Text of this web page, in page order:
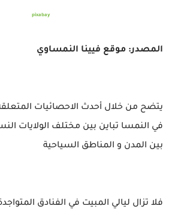
pixabay
المصدر: موقع فيينا النمساوي
يتضح من خلال أحدث الاحصائيات
في النمسا تباين بين مختلف الولايات
بين المدن و المناطق السياحية
فلا تزال ليالي المبيت في الفنادق